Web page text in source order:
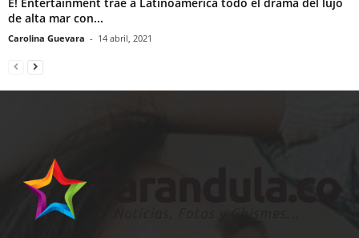
de alta mar con...
Carolina Guevara - 14 abril, 2021